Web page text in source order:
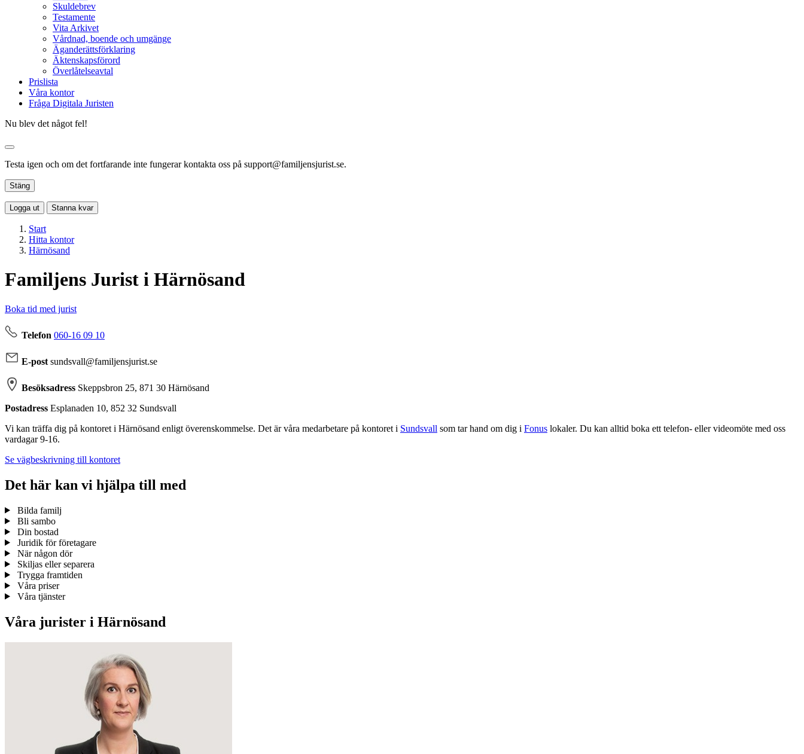
Skuldebrev
Testamente
Vita Arkivet
Vårdnad, boende och umgänge
Äganderättsförklaring
Äktenskapsförord
Överlåtelseavtal
Prislista
Våra kontor
Fråga Digitala Juristen
Nu blev det något fel!
Testa igen och om det fortfarande inte fungerar kontakta oss på support@familjensjurist.se.
Stäng
Logga ut Stanna kvar
Start
Hitta kontor
Härnösand
Familjens Jurist i Härnösand
Boka tid med jurist
Telefon 060-16 09 10
E-post sundsvall@familjensjurist.se
Besöksadress Skeppsbron 25, 871 30 Härnösand
Postadress Esplanaden 10, 852 32 Sundsvall
Vi kan träffa dig på kontoret i Härnösand enligt överenskommelse. Det är våra medarbetare på kontoret i Sundsvall som tar hand om dig i Fonus lokaler. Du kan alltid boka ett telefon- eller videomöte med oss
vardagar 9-16.
Se vägbeskrivning till kontoret
Det här kan vi hjälpa till med
Bilda familj
Bli sambo
Din bostad
Juridik för företagare
När någon dör
Skiljas eller separera
Trygga framtiden
Våra priser
Våra tjänster
Våra jurister i Härnösand